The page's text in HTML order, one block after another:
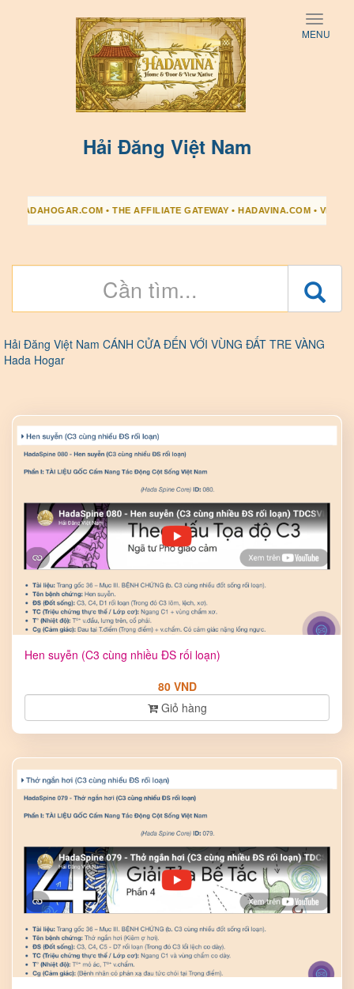
Toggle
MENU
Hải Đăng Việt Nam
• THE AFFILIATE GATEWAY • HADAVINA.COM • VIEW NATIVE
Hải Đăng Việt Nam CÁNH CỬA ĐẾN VỚI VÙNG ĐẤT TRE VÀNG
Hada Hogar
Hen suyễn (C3 cùng nhiều ĐS rối loạn)
80 VND
Giỏ hàng